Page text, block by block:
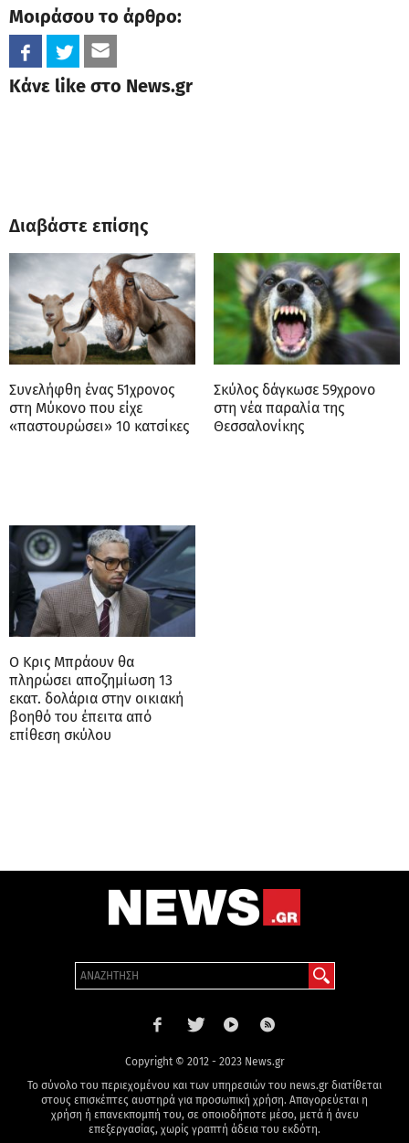
Μοιράσου το άρθρο:
Κάνε like στο News.gr
Διαβάστε επίσης
Συνελήφθη ένας 51χρονος
στη Μύκονο που είχε
«παστουρώσει» 10 κατσίκες
Σκύλος δάγκωσε 59χρονο
στη νέα παραλία της
Θεσσαλονίκης
Ο Κρις Μπράουν θα
πληρώσει αποζημίωση 13
εκατ. δολάρια στην οικιακή
βοηθό του έπειτα από
επίθεση σκύλου
Copyright © 2012 - 2023 News.gr
Το σύνολο του περιεχομένου και των υπηρεσιών του news.gr διατίθεται
στους επισκέπτες αυστηρά για προσωπική χρήση. Απαγορεύεται η
χρήση ή επανεκπομπή του, σε οποιοδήποτε μέσο, μετά ή άνευ
επεξεργασίας, χωρίς γραπτή άδεια του εκδότη.